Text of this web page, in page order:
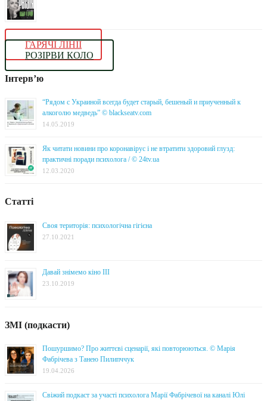
ГАРЯЧІ ЛІНІЇ
РОЗІРВИ КОЛО
Інтерв’ю
“Рядом с Украиной всегда будет старый, бешеный и приученный к
алкоголю медведь” © blackseatv.com
14.05.2019
Як читати новини про коронавірус і не втратити здоровий глузд:
практичні поради психолога / © 24tv.ua
12.03.2020
Статті
Своя територія: психологічна гігієна
27.10.2021
Давай знімемо кіно III
23.10.2019
ЗМІ (подкасти)
Пошуршимо? Про життєві сценарії, які повторюються. © Марія
Фабрічева з Танею Пилипччук
19.04.2026
Свіжий подкаст за участі психолога Марії Фабрічевої на каналі Юлі